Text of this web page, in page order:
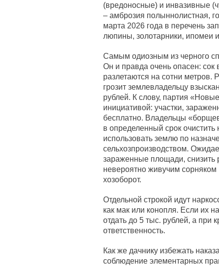
(вредоносные) и инвазивные
– амброзия полыннолистная,
марта 2026 года в перечень
люпины, золотарники, ипомеи
Самым одиозным из черного
Он и правда очень опасен:
разлетаются на сотни метров.
грозит землевладельцу
рублей. К слову, партия
инициативой: участки,
бесплатно. Владельцы
в определенный срок очистить
использовать землю по
сельхозпроизводством.
зараженные площади, снизить
невероятно живучим
хозоборот.
Отдельной строкой идут
как мак или конопля. Если их
отдать до 5 тыс. рублей, а при
ответственность.
Как же дачнику избежать
соблюдение элементарных